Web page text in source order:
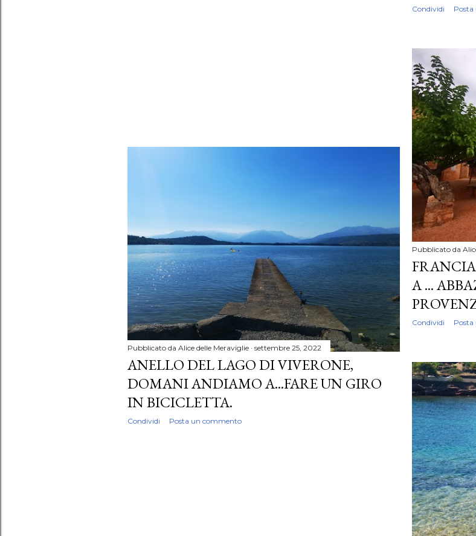
Condividi
Pubblicato da
A ...
Condividi
Pubblicato da Alice delle Meraviglie settembre 25, 2022
ANELLO DEL LAGO DI VIVERONE,
DOMANI ANDIAMO A...FARE UN GIRO
IN BICICLETTA.
Condividi Posta un commento